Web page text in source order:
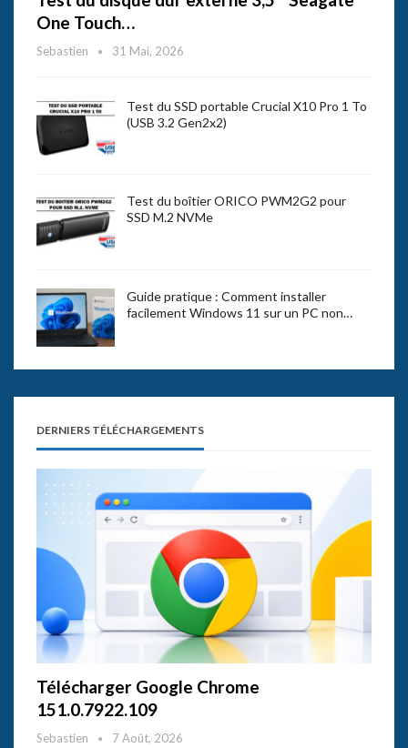
One Touch…
Sebastien 31 Mai, 2026
Test du SSD portable Crucial X10 Pro 1 To
(USB 3.2 Gen2x2)
Test du boîtier ORICO PWM2G2 pour
SSD M.2 NVMe
Guide pratique : Comment installer
facilement Windows 11 sur un PC non…
DERNIERS TÉLÉCHARGEMENTS
Télécharger Google Chrome
151.0.7922.109
Sebastien 7 Août, 2026